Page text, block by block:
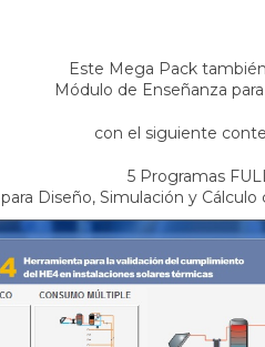
Este Mega Pack
Módulo de Enseñanza
con el siguiente
5 Programas FULL
para Diseño, Simulación y Cálculo